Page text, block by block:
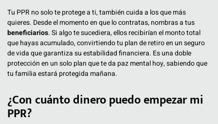
Tu PPR no solo te protege a ti, también cuida a los que más
quieres. Desde el momento en que lo contratas, nombras a tus
beneficiarios. Si algo te sucediera, ellos recibirían el monto total
que hayas acumulado, convirtiendo tu plan de retiro en un seguro
de vida que garantiza su estabilidad financiera. Es una doble
protección en un solo plan que te da paz mental hoy, sabiendo que
tu familia estará protegida mañana.
¿Con cuánto dinero puedo empezar mi
PPR?